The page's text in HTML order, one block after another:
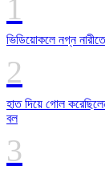
ভিডিয়োকলে নগ্ন
হাত দিয়ে গোল
বল